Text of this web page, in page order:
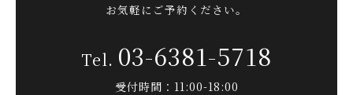
お気軽にご予約ください。
03-6381-5718
受付時間：11:00-18:00